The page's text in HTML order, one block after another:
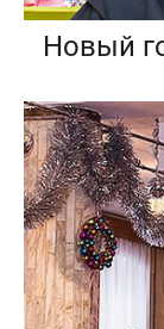
Новый